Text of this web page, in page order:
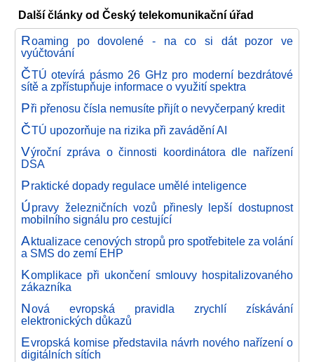
Další články od Český telekomunikační úřad
Roaming po dovolené - na co si dát pozor ve
vyúčtování
ČTÚ otevírá pásmo 26 GHz pro moderní bezdrátové
sítě a zpřístupňuje informace o využití spektra
Při přenosu čísla nemusíte přijít o nevyčerpaný kredit
ČTÚ upozorňuje na rizika při zavádění AI
Výroční zpráva o činnosti koordinátora dle nařízení
DSA
Praktické dopady regulace umělé inteligence
Úpravy železničních vozů přinesly lepší dostupnost
mobilního signálu pro cestující
Aktualizace cenových stropů pro spotřebitele za volání
a SMS do zemí EHP
Komplikace při ukončení smlouvy hospitalizovaného
zákazníka
Nová evropská pravidla zrychlí získávání
elektronických důkazů
Evropská komise představila návrh nového nařízení o
digitálních sítích